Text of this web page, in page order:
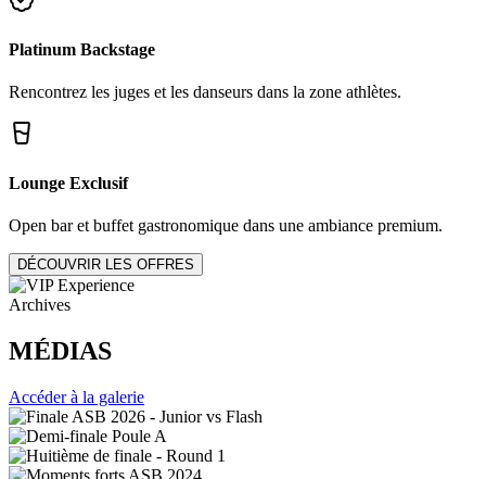
Platinum Backstage
Rencontrez les juges et les danseurs dans la zone athlètes.
Lounge Exclusif
Open bar et buffet gastronomique dans une ambiance premium.
DÉCOUVRIR LES OFFRES
Archives
MÉDIAS
Accéder à la galerie